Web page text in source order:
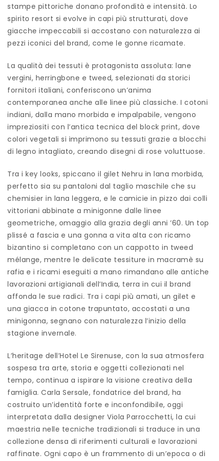
stampe pittoriche donano profondità e intensità. Lo
spirito resort si evolve in capi più strutturati, dove
giacche impeccabili si accostano con naturalezza ai
pezzi iconici del brand, come le gonne ricamate.
La qualità dei tessuti è protagonista assoluta: lane
vergini, herringbone e tweed, selezionati da storici
fornitori italiani, conferiscono un’anima
contemporanea anche alle linee più classiche. I cotoni
indiani, dalla mano morbida e impalpabile, vengono
impreziositi con l’antica tecnica del block print, dove
colori vegetali si imprimono su tessuti grazie a blocchi
di legno intagliato, creando disegni di rose voluttuose.
Tra i key looks, spiccano il gilet Nehru in lana morbida,
perfetto sia su pantaloni dal taglio maschile che su
chemisier in lana leggera, e le camicie in pizzo dai colli
vittoriani abbinate a minigonne dalle linee
geometriche, omaggio alla grazia degli anni ’60. Un top
plissé a fascia e una gonna a vita alta con ricamo
bizantino si completano con un cappotto in tweed
mélange, mentre le delicate tessiture in macramè su
rafia e i ricami eseguiti a mano rimandano alle antiche
lavorazioni artigianali dell’India, terra in cui il brand
affonda le sue radici. Tra i capi più amati, un gilet e
una giacca in cotone trapuntato, accostati a una
minigonna, segnano con naturalezza l’inizio della
stagione invernale.
L’heritage dell’Hotel Le Sirenuse, con la sua atmosfera
sospesa tra arte, storia e oggetti collezionati nel
tempo, continua a ispirare la visione creativa della
famiglia. Carla Sersale, fondatrice del brand, ha
costruito un’identità forte e inconfondibile, oggi
interpretata dalla designer Viola Parrocchetti, la cui
maestria nelle tecniche tradizionali si traduce in una
collezione densa di riferimenti culturali e lavorazioni
raffinate. Ogni capo è un frammento di un’epoca o di